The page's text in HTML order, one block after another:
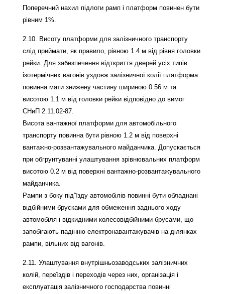
Поперечний нахил підлоги рамп і платформ повинен бути
рівним 1%.
2.10. Висоту платформи для залізничного транспорту
слід приймати, як правило, рівною 1.4 м від рівня головки
рейки. Для забезпечення відткриття дверей усіх типів
ізотермічних вагонів уздовж залізничної колії платформа
повинна мати знижену частину шириною 0.56 м та
висотою 1.1 м від головки рейки відповідно до вимог
СНиП 2.11.02-87.
Висота вантажної платформи для автомобільного
транспорту повинна бути рівною 1.2 м від поверхні
вантажно-розвантажувального майданчика. Допускається
при обгрунтуванні улаштування зрівнювальних платформ
висотою 0.2 м від поверхні вантажно-розвантажувального
майданчика.
Рампи з боку під’їзду автомобілів повинні бути обладнані
відбійними брусками для обмеження заднього ходу
автомобіля і відкидними колесовідбійними брусами, що
запобігають падінню електронавантажувачів на ділянках
рампи, вільних від вагонів.
2.11. Улаштування внутрішньозаводських залізничних
колій, переїздів і переходів через них, організація і
експлуатація залізничного господарства повинні